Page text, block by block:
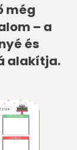
még
– a
és
alakítja.